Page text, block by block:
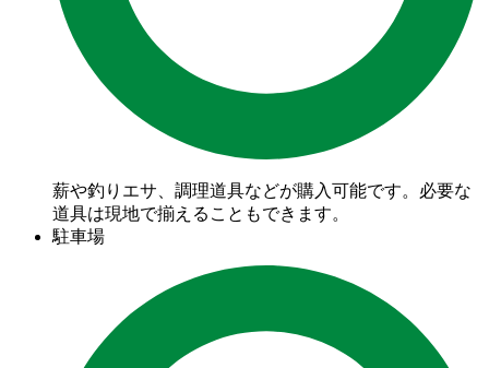
薪や釣りエサ、調理道具などが購入可能です。必要な
道具は現地で揃えることもできます。
駐車場